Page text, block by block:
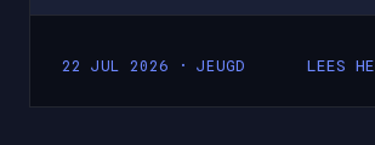
22 JUL 2026 · JEUGD LEES